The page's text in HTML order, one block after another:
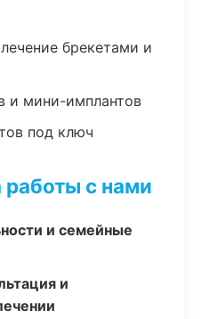
брекетами и
и мини-имплантов
под ключ
с нами
и семейные
и